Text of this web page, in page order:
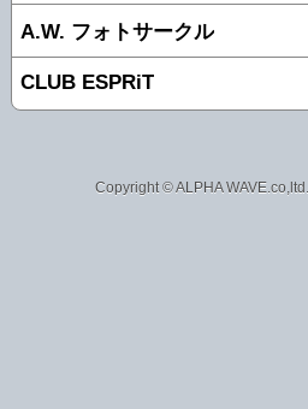
A.W. フォトサークル
CLUB ESPRiT
Copyright © ALPHA